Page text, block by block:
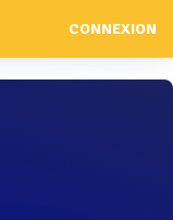
CONNEXION